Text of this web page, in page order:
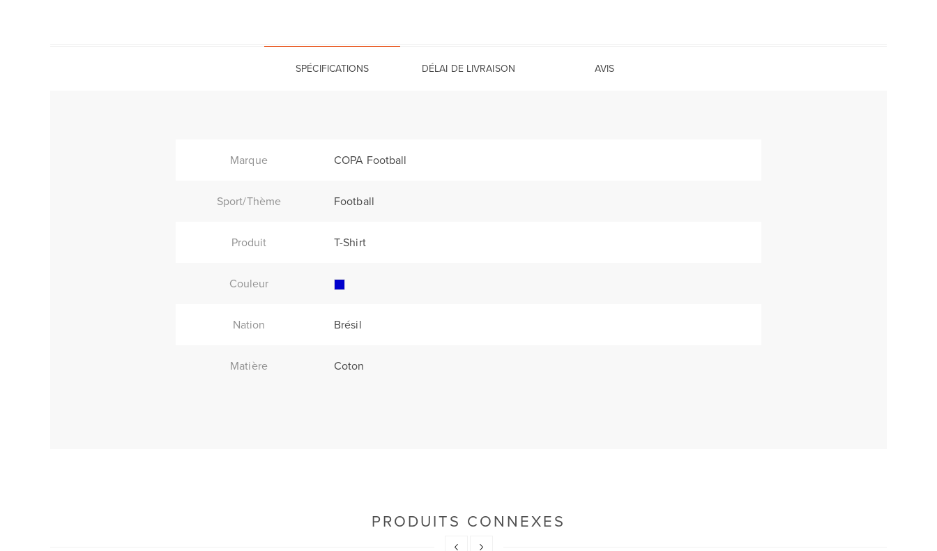
SPÉCIFICATIONS DÉLAI DE LIVRAISON AVIS
Marque COPA Football
Sport/Thème Football
Produit T-Shirt
Couleur
Nation Brésil
Matière Coton
PRODUITS CONNEXES